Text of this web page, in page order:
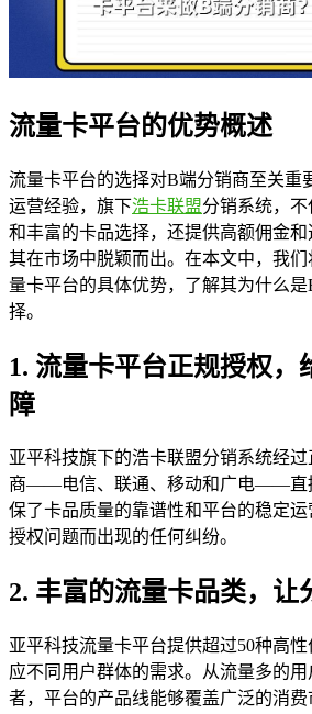
流量卡平台的优势概述
流量卡平台的选择对B端分销商至关重
运营经验，旗下浩卡联盟分销系统，
和丰富的卡品选择，还提供高额佣金
其在市场中脱颖而出。在本文中，我
量卡平台的具体优势，了解其为什么
择。
1. 流量卡平台正规授权，
障
亚平科技旗下的浩卡联盟分销系统经
商——电信、联通、移动和广电——直
保了卡品质量的靠谱性和平台的稳定
授权问题而出现的任何纠纷。
2. 丰富的流量卡品类，让
亚平科技流量卡平台提供超过50种高
应不同用户群体的需求。从流量多的
者，平台的产品线能够覆盖广泛的消